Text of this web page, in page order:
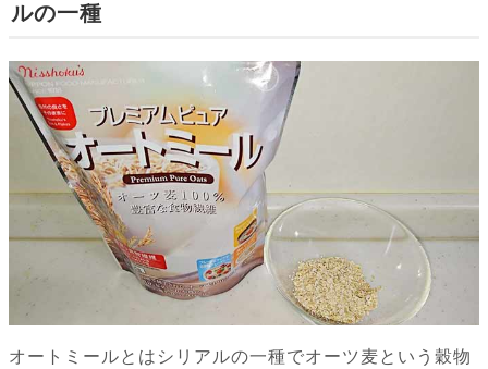
ルの一種
オートミールとはシリアルの一種でオーツ麦という穀物